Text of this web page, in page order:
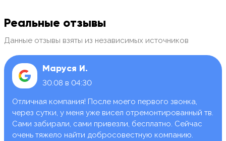
Реальные отзывы
Данные отзывы взяты из независимых источников
Маруся И.
30.08 в 04:30
Отличная компания! После моего первого звонка,
через сутки, у меня уже висел отремонтированный тв.
Сами забирали, сами привезли, бесплатно. Сейчас
очень тяжело найти добросовестную компанию.